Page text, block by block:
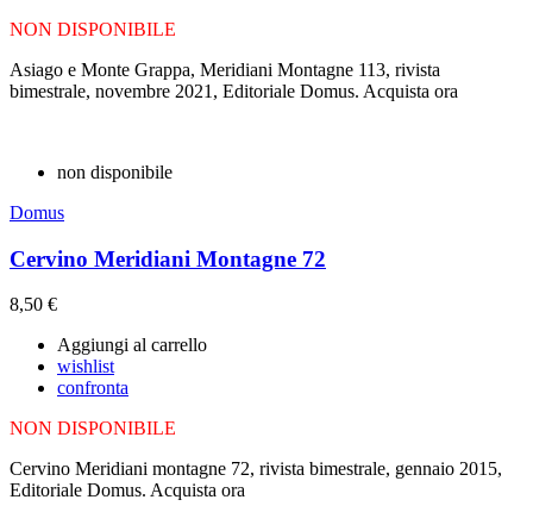
NON DISPONIBILE
Asiago e Monte Grappa, Meridiani Montagne 113, rivista
bimestrale, novembre 2021, Editoriale Domus. Acquista ora
non disponibile
Domus
Cervino Meridiani Montagne 72
8,50 €
Aggiungi al carrello
wishlist
confronta
NON DISPONIBILE
Cervino Meridiani montagne 72, rivista bimestrale, gennaio 2015,
Editoriale Domus. Acquista ora